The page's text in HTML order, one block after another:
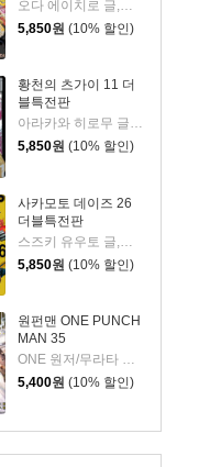
오다 에이치로 글,그림
5,850원 (10% 할인)
황천의 츠가이 11 더
블특전판
아라카와 히로무 글그림
5,850원 (10% 할인)
사카모토 데이즈 26
더블특전판
5,850원 (10% 할인)
원펀맨 ONE PUNCH
MAN 35
ONE 원저/무라타 유스케 그림
5,400원 (10% 할인)